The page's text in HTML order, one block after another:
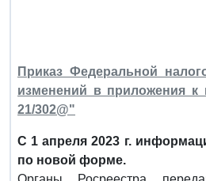
Приказ Федеральной
изменений в приложения к
21/302@"
С 1 апреля 2023 г.
по новой форме.